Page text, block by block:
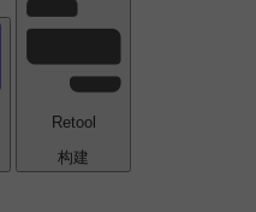
Retool
构建